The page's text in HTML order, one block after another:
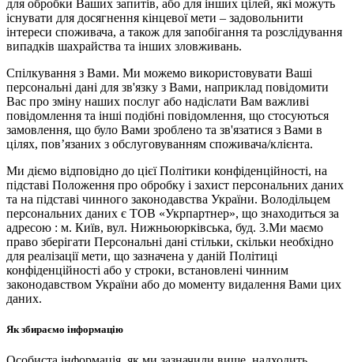
для обробки Ваших запитів, або для інших цілей, які можуть
існувати для досягнення кінцевої мети – задовольнити
інтереси споживача, а також для запобігання та розслідування
випадків шахрайства та інших зловживань.
Спілкування з Вами. Ми можемо використовувати Ваші
персональні дані для зв'язку з Вами, наприклад повідомити
Вас про зміну наших послуг або надіслати Вам важливі
повідомлення та інші подібні повідомлення, що стосуються
замовлення, що було Вами зроблено та зв'язатися з Вами в
цілях, пов’язаних з обслуговуванням споживача/клієнта.
Ми діємо відповідно до цієї Політики конфіденційності, на
підставі Положення про обробку і захист персональних даних
та на підставі чинного законодавства України. Володільцем
персональних даних є ТОВ «Укрпартнер», що знаходиться за
адресою : м. Київ, вул. Нижньоюркiвська, буд. 3.Ми маємо
право зберігати Персональні дані стільки, скільки необхідно
для реалізації мети, що зазначена у даній Політиці
конфіденційності або у строки, встановлені чинним
законодавством України або до моменту видалення Вами цих
даних.
Як збираємо інформацію